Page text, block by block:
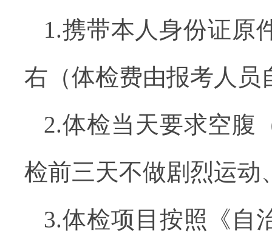
1.携带本人身份证原
右 （体检费由报考人
2.体检当天要求空腹
检前三天不做剧烈运动
3.体检项目按照
《